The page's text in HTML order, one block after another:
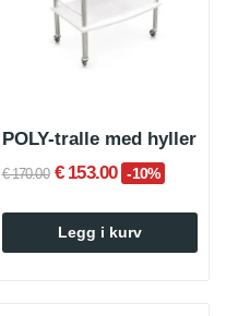
POLY-tralle med hyller
€ 170.00 € 153.00 -10%
Legg i kurv